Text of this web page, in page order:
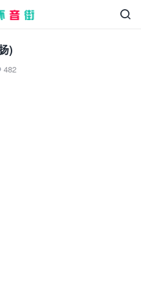

)
482